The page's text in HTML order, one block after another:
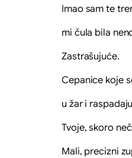
Imao sam te
mi čula bila
Zastrašujuće.
Cepanice koje
u žar i
Tvoje, skoro
Mali, precizni